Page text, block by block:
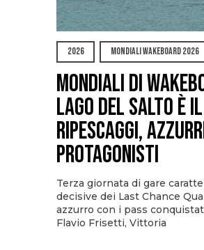
2026 MONDIALI WAKEBOARD 2026
Mondiali di
Lago del Salto è
ripescaggi,
protagonisti
Terza giornata di gare
decisive dei Last Chance
azzurro con i pass
Flavio Frisetti, Vittoria